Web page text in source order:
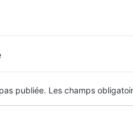
publiée. Les champs